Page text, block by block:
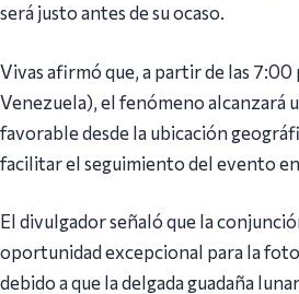
será justo antes de su ocaso.
Vivas afirmó que, a partir de las 7:00
Venezuela), el fenómeno alcanzará
favorable desde la ubicación
facilitar el seguimiento del evento
El divulgador señaló que la
oportunidad excepcional para la
debido a que la delgada guadaña